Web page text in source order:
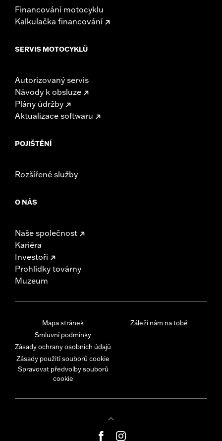
Financování motocyklu
Kalkulačka financování
SERVIS MOTOCYKLŮ
Autorizovaný servis
Návody k obsluze
Plány údržby
Aktualizace softwaru
POJIŠTĚNÍ
Rozšířené služby
O NÁS
Naše společnost
Kariéra
Investoři
Prohlídky továrny
Muzeum
Mapa stránek
Smluvní podmínky
Zásady ochrany osobních údajů
Zásady použití souborů cookie
Spravovat předvolby souborů
cookie
Záleží nám na tobě